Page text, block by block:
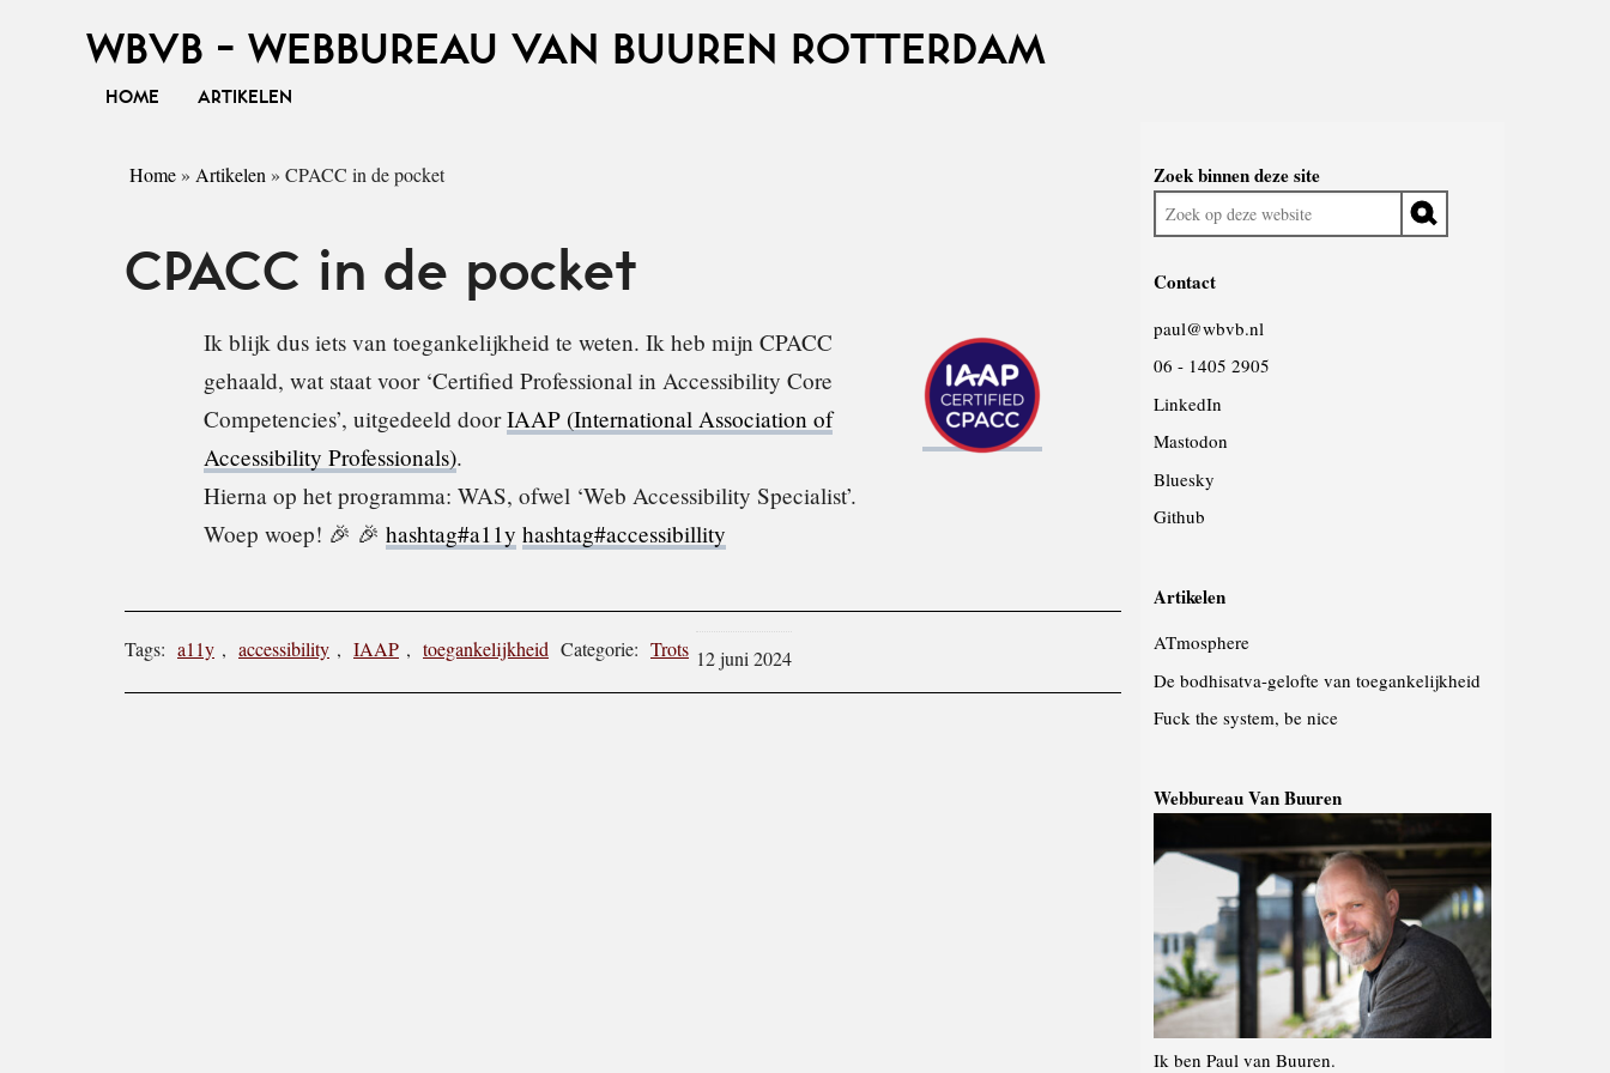
WBVB - WEBBUREAU VAN BUUREN ROTTERDAM
HOME ARTIKELEN
Home » Artikelen » CPACC in de pocket
CPACC in de pocket
Ik blijk dus iets van toegankelijkheid te weten. Ik heb mijn CPACC
gehaald, wat staat voor ‘Certified Professional in Accessibility Core
Competencies’, uitgedeeld doorIAAP (International Association of
Accessibility Professionals).
Hierna op het programma: WAS, ofwel ‘Web Accessibility Specialist’.
Woep woep! 🎉 🎉hashtag#a11y hashtag#accessibillity
Tags: a11y , accessibility , IAAP , toegankelijkheid Categorie: Trots 12 juni 2024
algemeen
Zoek binnen deze site
Zoek
op
website
Contact
paul@wbvb.nl
06 - 1405 2905
LinkedIn
Mastodon
Bluesky
Github
Artikelen
ATmosphere
De bodhisatva-gelofte van toegankelijkheid
Fuck the system, be nice
Webbureau Van Buuren
Ik ben Paul van Buuren.